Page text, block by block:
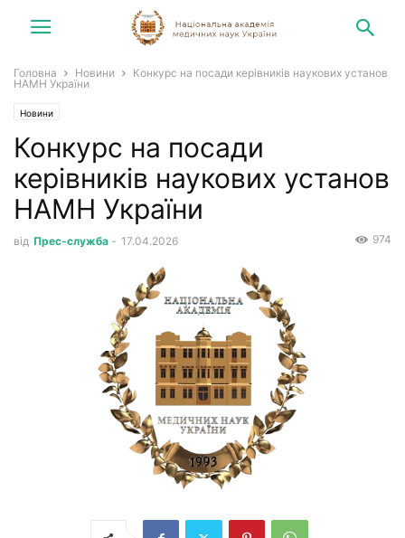
Головна Новини
Конкурс на посади керівників наукових установ
НАМН України
Новини
Конкурс на посади
керівників наукових установ
НАМН України
від Прес-служба - 17.04.2026 974